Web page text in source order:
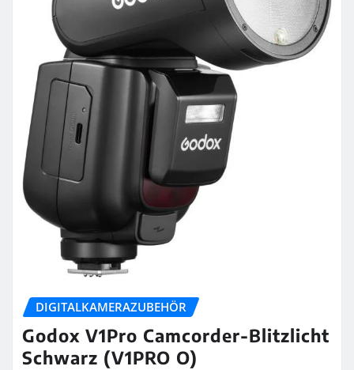
DIGITALKAMERAZUBEHÖR
Godox V1Pro Camcorder-Blitzlicht
Schwarz (V1PRO O)